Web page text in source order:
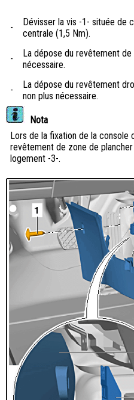
-
Dévisser la vis -1- située de
centrale (1,5 Nm).
-
La dépose du revêtement
nécessaire.
-
La dépose du revêtement
non plus nécessaire.
Nota
Lors de la fixation de la console
revêtement de zone de
logement -3-.